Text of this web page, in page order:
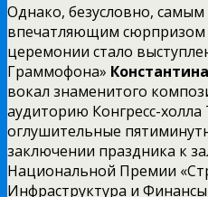
Однако, безусловно,
впечатляющим сюрпризом
церемонии стало
Граммофона»
вокал знаменитого
аудиторию Конгресс-
оглушительные
заключении праздника к
Национальной Премии
Инфраструктура и